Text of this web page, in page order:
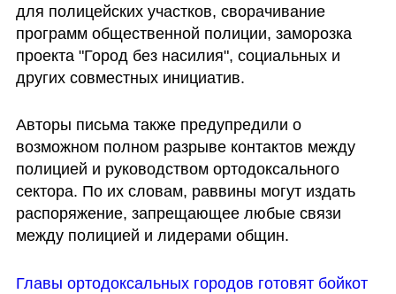
для полицейских участков, сворачивание
программ общественной полиции, заморозка
проекта "Город без насилия", социальных и
других совместных инициатив.
Авторы письма также предупредили о
возможном полном разрыве контактов между
полицией и руководством ортодоксального
сектора. По их словам, раввины могут издать
распоряжение, запрещающее любые связи
между полицией и лидерами общин.
Главы ортодоксальных городов готовят бойкот